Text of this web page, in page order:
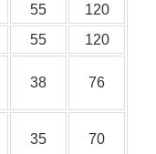
55
120
55
120
38 76
35 70